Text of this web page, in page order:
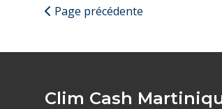
Page précédente
Clim Cash